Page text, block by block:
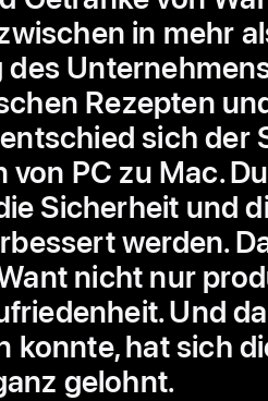
in mehr
Rezepten
sich der
PC zu Mac.
Sicherheit und
werden.
nicht nur
Und
konnte, hat sich
gelohnt.